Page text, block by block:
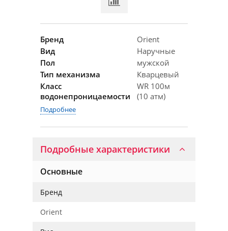
Бренд
Orient
Вид
Наручные
Пол
мужской
Тип механизма
Кварцевый
Класс
водонепроницаемости
WR 100м
(10 атм)
Подробнее
Подробные характеристики
Основные
Бренд
Orient